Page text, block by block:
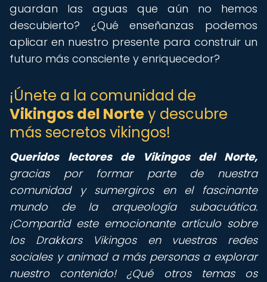
guardan las aguas que aún no hemos
descubierto? ¿Qué enseñanzas podemos
aplicar en nuestro presente para construir un
futuro más consciente y enriquecedor?
¡Únete a la comunidad de
Vikingos del Nortey descubre
más secretos vikingos!
Queridos lectores de Vikingos del Norte,
gracias por formar parte de nuestra
comunidad y sumergiros en el fascinante
mundo de la arqueología subacuática.
¡Compartid este emocionante artículo sobre
los Drakkars Vikingos en vuestras redes
sociales y animad a más personas a explorar
nuestro contenido! ¿Qué otros temas os